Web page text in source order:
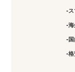
海
格